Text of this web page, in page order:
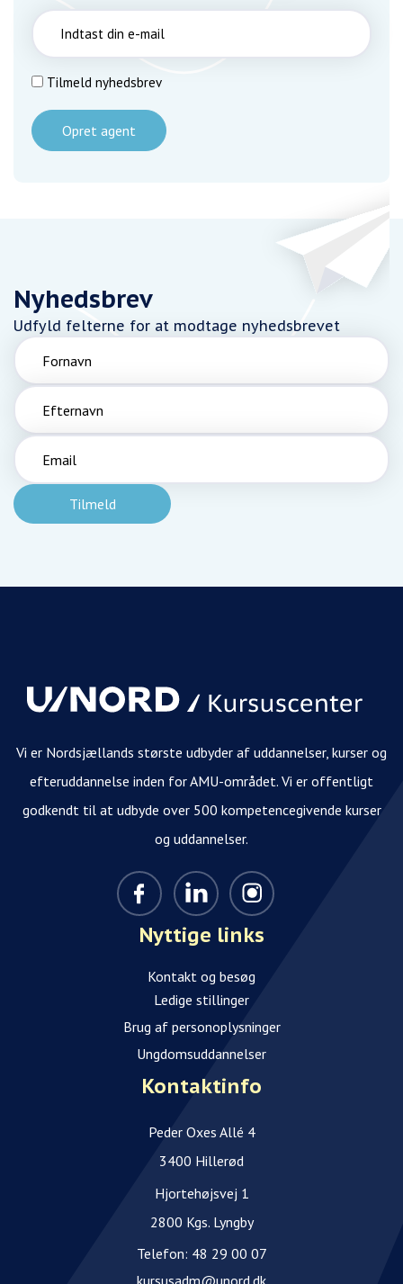
Tilmeld nyhedsbrev
Opret agent
Nyhedsbrev
Udfyld felterne for at modtage nyhedsbrevet
Fornavn
Efternavn
Email
Vi er Nordsjællands største udbyder af uddannelser, kurser og
efteruddannelse inden for AMU-området. Vi er offentligt
godkendt til at udbyde over 500 kompetencegivende kurser
og uddannelser.
Nyttige links
Kontakt og besøg
Ledige stillinger
Brug af personoplysninger
Ungdomsuddannelser
Kontaktinfo
Peder Oxes Allé 4
3400 Hillerød
Hjortehøjsvej 1
2800 Kgs. Lyngby
Telefon: 48 29 00 07